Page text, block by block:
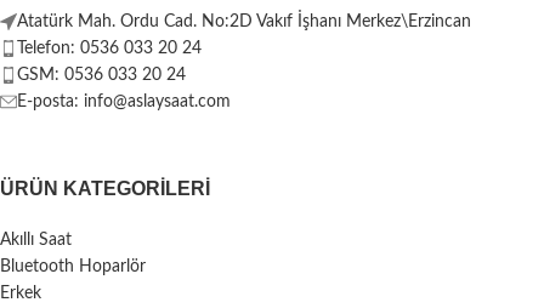
Atatürk Mah. Ordu Cad. No:2D Vakıf İşhanı Merkez\Erzincan
Telefon: 0536 033 20 24
GSM: 0536 033 20 24
E-posta: info@aslaysaat.com
ÜRÜN KATEGORILERI
Akıllı Saat
Bluetooth Hoparlör
Erkek